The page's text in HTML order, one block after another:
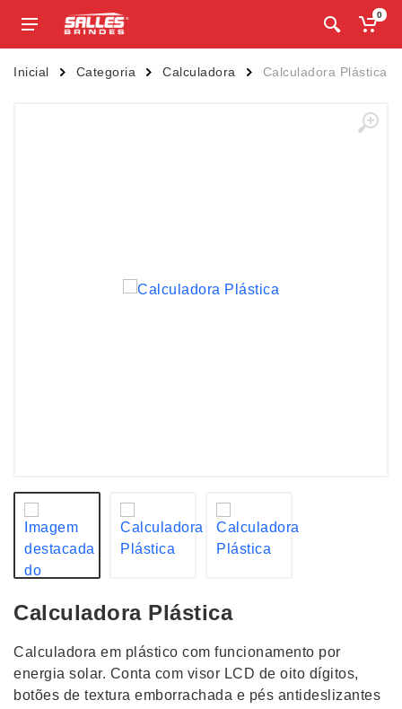
0
Inicial Categoria Calculadora Calculadora Plástica
Calculadora Plástica
Calculadora em plástico com funcionamento por
energia solar. Conta com visor LCD de oito dígitos,
botões de textura emborrachada e pés antideslizantes